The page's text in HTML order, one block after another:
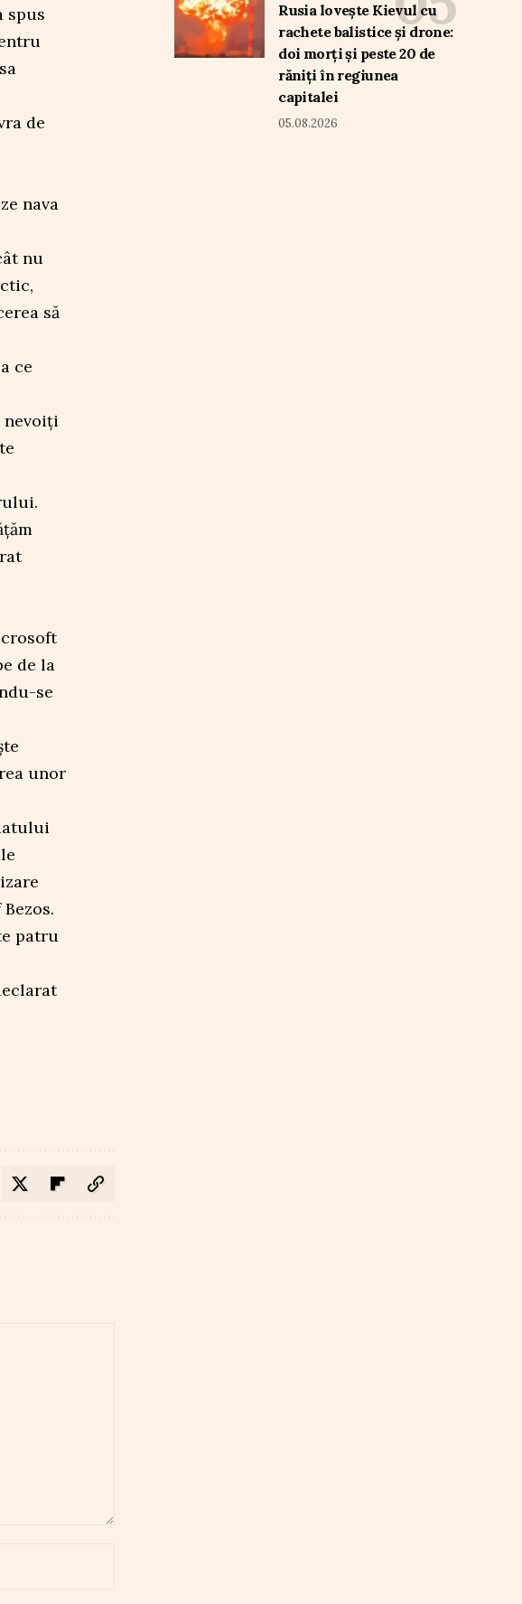
spus
de
nava
nu
să
ce
nevoiți
de la
se
unor
patru
Rusia lovește Kievul cu
rachete balistice și drone:
doi morți și peste 20 de
răniți în regiunea
capitalei
05.08.2026